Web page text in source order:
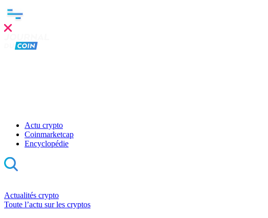
Actu crypto
Coinmarketcap
Encyclopédie
Actualités crypto
Toute l’actu sur les cryptos